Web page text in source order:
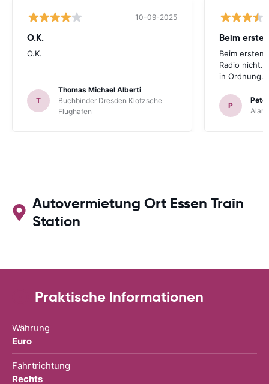
10-09-2025
O.K.
O.K.
T
Thomas Michael Alberti
Buchbinder Dresden Klotzsche
Flughafen
Beim
Beim ersten
Radio nicht.
in Ordnung.
P
Autovermietung Ort Essen Train
Station
Praktische Informationen
Währung
Euro
Fahrtrichtung
Rechts